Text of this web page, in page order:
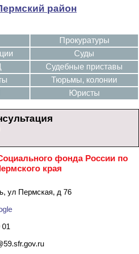
район
Прокуратуры
Суды
Судебные приставы
Тюрьмы, колонии
Юристы
фонда России по
края
ул Пермская, д 76